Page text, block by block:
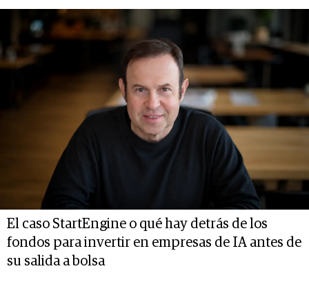
El caso StartEngine o qué hay detrás de los
fondos para invertir en empresas de IA antes de
su salida a bolsa